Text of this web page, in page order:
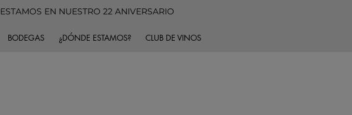
ESTAMOS EN NUESTRO 22 ANIVERSARIO
BODEGAS ¿DÓNDE ESTAMOS? CLUB DE VINOS